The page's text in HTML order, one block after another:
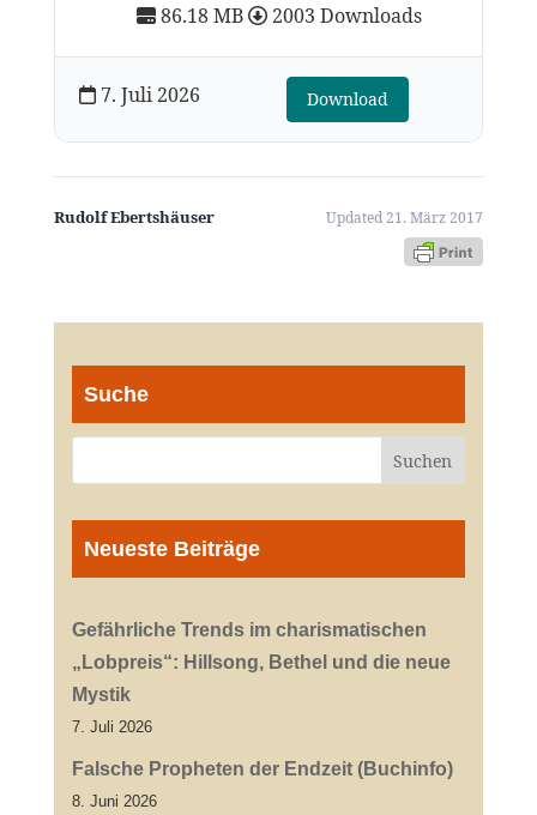
86.18 MB 2003 Downloads
7. Juli 2026 Download
Rudolf Ebertshäuser Updated 21. März 2017
Suche
Neueste Beiträge
Gefährliche Trends im charismatischen
„Lobpreis“: Hillsong, Bethel und die neue
Mystik
7. Juli 2026
Falsche Propheten der Endzeit (Buchinfo)
8. Juni 2026